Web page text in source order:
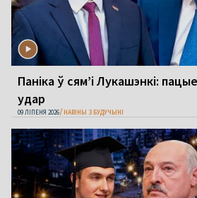
Паніка ў сям’і Лукашэнкі:
удар
09 ЛІПЕНЯ 2026 НАВІНЫ З БУДУЧЫНІ